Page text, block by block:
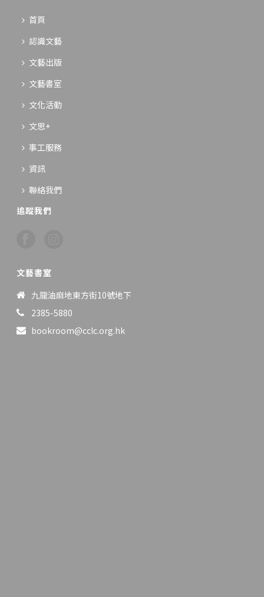
首頁
認識文藝
文藝出版
文藝書室
文化活動
文思+
事工服務
資訊
聯絡我們
追蹤我們
文藝書室
九龍油麻地東方街10號地下
2385-5880
bookroom@cclc.org.hk